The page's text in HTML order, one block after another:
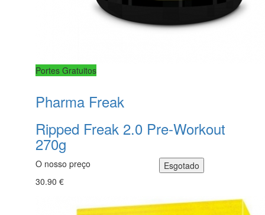
Portes Gratuitos
Pharma Freak
Ripped Freak 2.0 Pre-Workout
270g
O nosso preço
30.90 €